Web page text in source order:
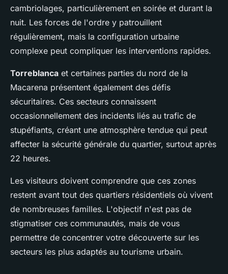
cambriolages, particulièrement en soirée et durant la
nuit. Les forces de l'ordre y patrouillent
régulièrement, mais la configuration urbaine
complexe peut compliquer les interventions rapides.
Torreblanca et certaines parties du nord de la
Macarena présentent également des défis
sécuritaires. Ces secteurs connaissent
occasionnellement des incidents liés au trafic de
stupéfiants, créant une atmosphère tendue qui peut
affecter la sécurité générale du quartier, surtout après
22 heures.
Les visiteurs doivent comprendre que ces zones
restent avant tout des quartiers résidentiels où vivent
de nombreuses familles. L'objectif n'est pas de
stigmatiser ces communautés, mais de vous
permettre de concentrer votre découverte sur les
secteurs les plus adaptés au tourisme urbain.